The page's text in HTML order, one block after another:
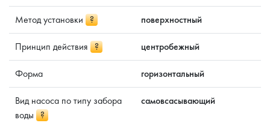
Метод установки ? поверхностный
Принцип действия ? центробежный
Форма горизонтальный
Вид насоса по типу забора
воды ?
самовсасывающий